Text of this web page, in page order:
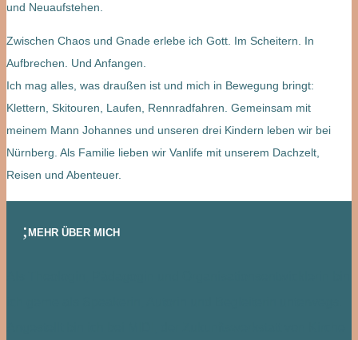
und Neuaufstehen.
Zwischen Chaos und Gnade erlebe ich Gott. Im Scheitern. In
Aufbrechen. Und Anfangen.
Ich mag alles, was draußen ist und mich in Bewegung bringt:
Klettern, Skitouren, Laufen, Rennradfahren. Gemeinsam mit
meinem Mann Johannes und unseren drei Kindern leben wir bei
Nürnberg. Als Familie lieben wir Vanlife mit unserem Dachzelt,
Reisen und Abenteuer.
MEHR ÜBER MICH